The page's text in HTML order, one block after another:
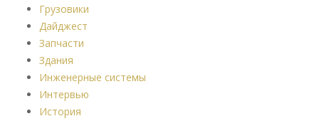
Грузовики
Дайджест
Запчасти
Здания
Инженерные системы
Интервью
История